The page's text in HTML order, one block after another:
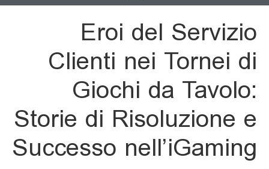
Eroi del Servizio
Clienti nei Tornei di
Giochi da Tavolo:
Storie di Risoluzione e
Successo nell’iGaming